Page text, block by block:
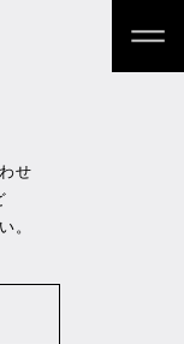
せ
。